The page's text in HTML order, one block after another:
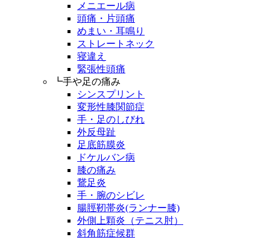
メニエール病
頭痛・片頭痛
めまい・耳鳴り
ストレートネック
寝違え
緊張性頭痛
┗手や足の痛み
シンスプリント
変形性膝関節症
手・足のしびれ
外反母趾
足底筋膜炎
ドケルバン病
膝の痛み
鵞足炎
手・腕のシビレ
腸脛靭帯炎(ランナー膝)
外側上顆炎（テニス肘）
斜角筋症候群